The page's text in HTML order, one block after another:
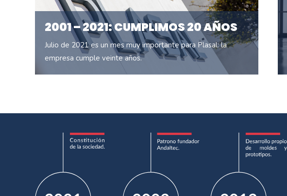
2001 – 2021: CUMPLIMOS 20 AÑOS
Julio de 2021 es un mes muy importante para Plasal: la
empresa cumple veinte años.